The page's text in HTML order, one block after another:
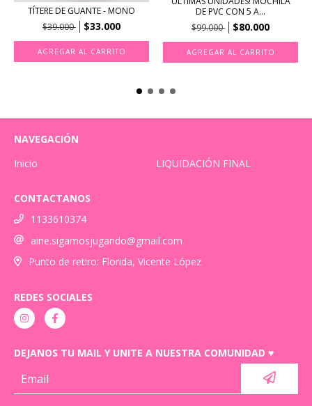
TÍTERE DE GUANTE - MONO
$39.000
$33.000
DE PVC CON 5 A...
$99.000
$80.000
NAVEGACIÓN
Inicio
LIQUIDACIÓN FINAL
CONTACTANOS
1133610374
aine.sigamosjugando@gmail.com
Punto de retiro: Florida, Vicente López
REDES SOCIALES
DEJANOS TU MAIL Y UNITE A NUESTRA COMUNIDAD ♥